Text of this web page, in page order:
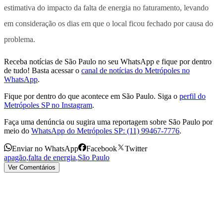
estimativa do impacto da falta de energia no faturamento, levando
em consideração os dias em que o local ficou fechado por causa do
problema.
Receba notícias de São Paulo no seu WhatsApp e fique por dentro
de tudo! Basta acessar o canal de notícias do Metrópoles no
WhatsApp.
Fique por dentro do que acontece em São Paulo. Siga o perfil do
Metrópoles SP no Instagram.
Faça uma denúncia ou sugira uma reportagem sobre São Paulo por
meio do WhatsApp do Metrópoles SP: (11) 99467-7776.
Enviar no WhatsApp Facebook
Twitter
apagão,falta de energia,São Paulo
Ver Comentários